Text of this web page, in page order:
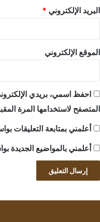
البريد الإلكتروني *
الموقع الإلكتروني
احفظ اسمي، بريدي
المتصفح لاستخدامها المرة
أعلمني بمتابعة التعليقات
أعلمني بالمواضيع الجديدة